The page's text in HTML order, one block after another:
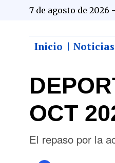
7 de agosto de 2026
Inicio Noticias
OCT
El repaso por la